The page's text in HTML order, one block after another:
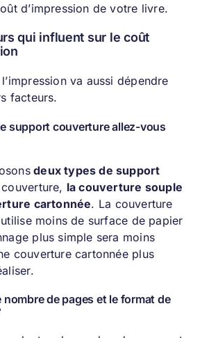
d’impression de votre livre.
qui influent sur le coût
va aussi dépendre
facteurs.
support couverture allez-vous
deux types de support
la couverture souple
cartonnée. La couverture
moins de surface de papier
plus simple sera moins
couverture cartonnée plus
nombre de pages et le format de